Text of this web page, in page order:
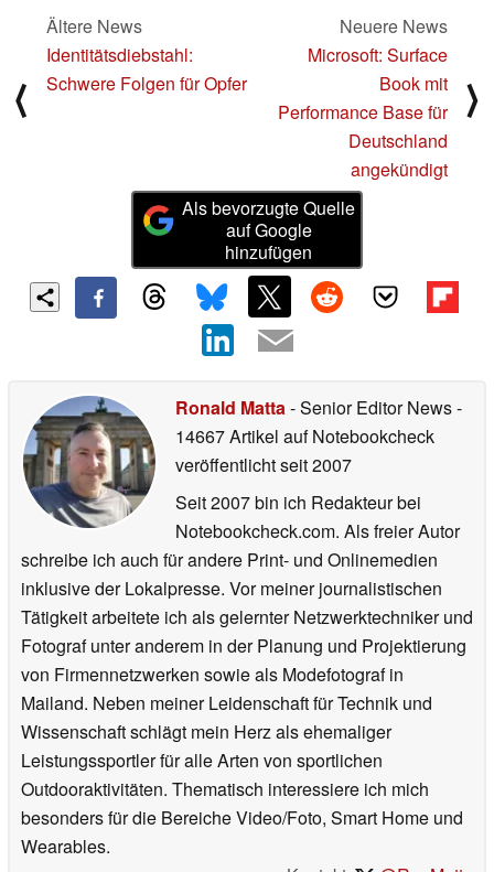
⟨
Ältere News
Identitätsdiebstahl:
Schwere Folgen für Opfer
Neuere News
Microsoft: Surface
Book mit
Performance Base für
Deutschland
angekündigt
⟩
Als bevorzugte Quelle
auf Google
hinzufügen
Ronald Matta- Senior Editor News-
14667 Artikel auf Notebookcheck
veröffentlichtseit 2007
Seit 2007 bin ich Redakteur bei
Notebookcheck.com. Als freier Autor
schreibe ich auch für andere Print- und Onlinemedien
inklusive der Lokalpresse. Vor meiner journalistischen
Tätigkeit arbeitete ich als gelernter Netzwerktechniker und
Fotograf unter anderem in der Planung und Projektierung
von Firmennetzwerken sowie als Modefotograf in
Mailand. Neben meiner Leidenschaft für Technik und
Wissenschaft schlägt mein Herz als ehemaliger
Leistungssportler für alle Arten von sportlichen
Outdooraktivitäten. Thematisch interessiere ich mich
besonders für die Bereiche Video/Foto, Smart Home und
Wearables.